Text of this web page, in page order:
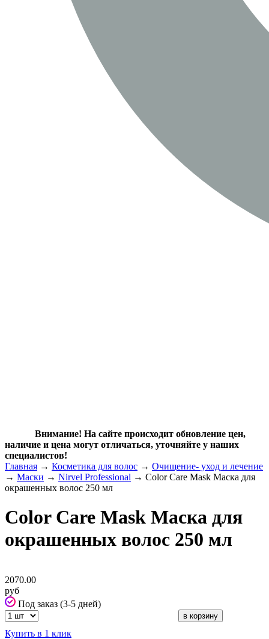
Внимание! На сайте происходит обновление цен,
наличие и цена могут отличаться, уточняйте у наших
специалистов!
Главная → Косметика для волос → Очищение- уход и лечение
→ Маски → Nirvel Professional → Color Care Mask Маска для
окрашенных волос 250 мл
Color Care Mask Маска для
окрашенных волос 250 мл
2070.00
руб
Под заказ (3-5 дней)
Купить в 1 клик